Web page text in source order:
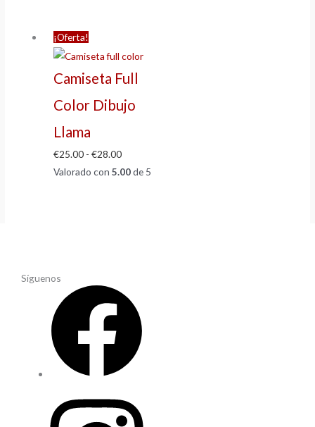
¡Oferta!
Camiseta Full
Color Dibujo
Llama
€25.00 - €28.00
Valorado con 5.00de 5
Síguenos